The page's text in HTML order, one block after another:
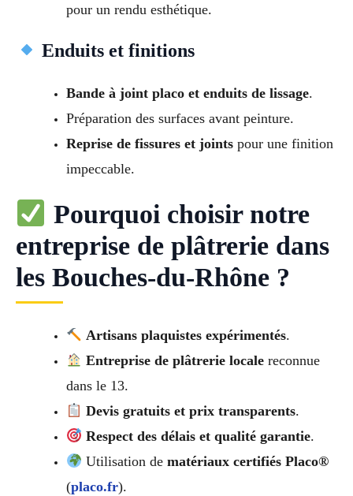
pour un rendu esthétique.
Enduits et finitions
Bande à joint placo et enduits de lissage.
Préparation des surfaces avant peinture.
Reprise de fissures et jointspour une finition
impeccable.
Pourquoi choisir notre
entreprise de plâtrerie dans
les Bouches-du-Rhône ?
Artisans plaquistes expérimentés.
Entreprise de plâtrerie locale reconnue
dans le 13.
Devis gratuits et prix transparents.
Respect des délais et qualité garantie.
Utilisation dematériaux certifiés Placo®
(placo.fr).